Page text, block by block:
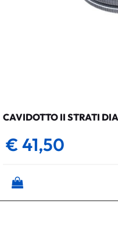
CAVIDOTTO II STRATI
€ 41,50
Quantità